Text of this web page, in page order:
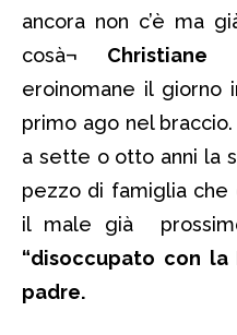
ancora non c’è ma
cosà¬ Christiane
eroinomane il giorno
primo ago nel braccio.
a sette o otto anni la
pezzo di famiglia
il male già
“disoccupato con la
padre.